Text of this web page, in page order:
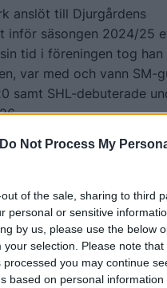
Do Not Process My
of the sale, sharing to third
personal or sensitive
by us, please use the below
your selection. Please note
you may continue
based on personal information
anslöt till Djurgårdens
inför säsongen 2024/25
sin tid i föreningen tog
var med och vann SM-
samt SHL-debuterade
SHL-matcher och en
svarade Nordmark för
laget säkrade SM-guldet
valdes Nordmark som 28
av Anaheim Ducks och
rookiekontrakt med